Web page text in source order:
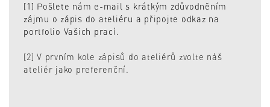
[1] Pošlete nám e-mail s krátkým zdůvodněním
zájmu o zápis do ateliéru a připojte odkaz na
portfolio Vašich prací.
[2] V prvním kole zápisů do ateliérů zvolte náš
ateliér jako preferenční.